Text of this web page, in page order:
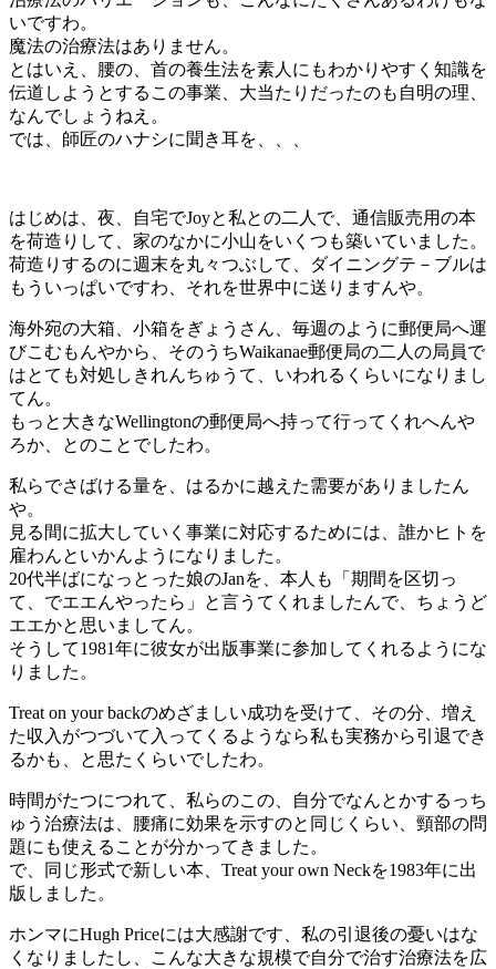
いですわ。
魔法の治療法はありません。
とはいえ、腰の、首の養生法を素人にもわかりやすく知識を
伝道しようとするこの事業、大当たりだったのも自明の理、
なんでしょうねえ。
では、師匠のハナシに聞き耳を、、、
はじめは、夜、自宅でJoyと私との二人で、通信販売用の本
を荷造りして、家のなかに小山をいくつも築いていました。
荷造りするのに週末を丸々つぶして、ダイニングテ－ブルは
もういっぱいですわ、それを世界中に送りますんや。
海外宛の大箱、小箱をぎょうさん、毎週のように郵便局へ運
びこむもんやから、そのうちWaikanae郵便局の二人の局員で
はとても対処しきれんちゅうて、いわれるくらいになりまし
てん。
もっと大きなWellingtonの郵便局へ持って行ってくれへんや
ろか、とのことでしたわ。
私らでさばける量を、はるかに越えた需要がありましたん
や。
見る間に拡大していく事業に対応するためには、誰かヒトを
雇わんといかんようになりました。
20代半ばになっとった娘のJanを、本人も「期間を区切っ
て、でエエんやったら」と言うてくれましたんで、ちょうど
エエかと思いましてん。
そうして1981年に彼女が出版事業に参加してくれるようにな
りました。
Treat on your backのめざましい成功を受けて、その分、増え
た収入がつづいて入ってくるようなら私も実務から引退でき
るかも、と思たくらいでしたわ。
時間がたつにつれて、私らのこの、自分でなんとかするっち
ゅう治療法は、腰痛に効果を示すのと同じくらい、頸部の問
題にも使えることが分かってきました。
で、同じ形式で新しい本、Treat your own Neckを1983年に出
版しました。
ホンマにHugh Priceには大感謝です、私の引退後の憂いはな
くなりましたし、こんな大きな規模で自分で治す治療法を広